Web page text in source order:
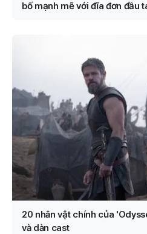
bố mạnh mẽ với đĩa đơn đầu
20 nhân vật chính của
và dàn cast